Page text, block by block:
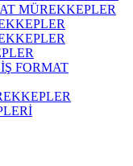
MÜREKKEPLER
FORMAT